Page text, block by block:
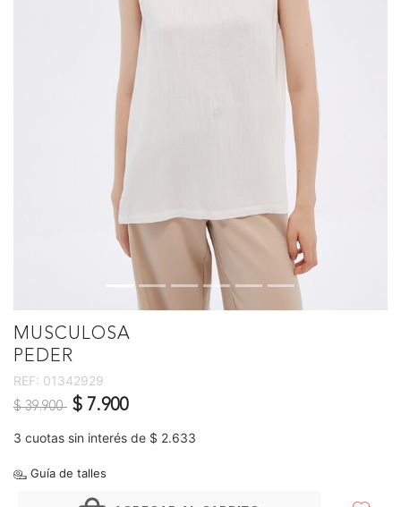
MUSCULOSA
PEDER
REF: 01342929
Precio reducido de
$ 39.900 a$ 7.900
3 cuotas sin interés de $ 2.633
Guía de talles